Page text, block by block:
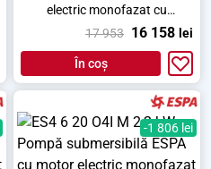
electric monofazat cu
diametrul de 4
17 953 16 158 lei
În coș
-1 806 lei